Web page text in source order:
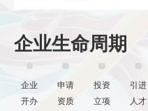
企业生命周期
企业
开办
申请
资质
投资
立项
引进
人才